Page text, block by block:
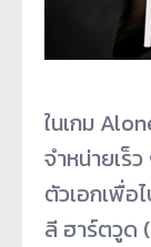
ในเกม
จำหน่ายเร็
ตัวเอกเพื่อ
ลี ฮาร์ตวูด